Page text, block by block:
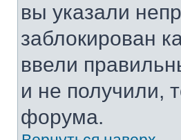
вы указали
заблокирован
ввели
и не получили,
форума.